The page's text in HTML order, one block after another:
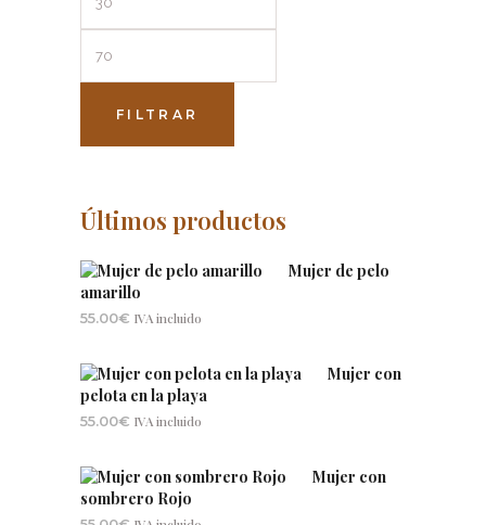
mínimo
FILTRAR
Últimos productos
Mujer de pelo
amarillo
55.00€ IVA incluido
Mujer con
pelota en la playa
55.00€ IVA incluido
Mujer con
sombrero Rojo